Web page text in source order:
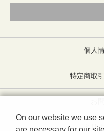
個人
特定商取
ミリ
On our website we use